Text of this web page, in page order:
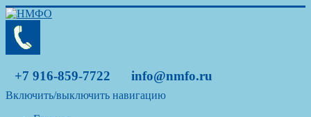
+7 916-859-7722 info@nmfo.ru
Включить/выключить навигацию